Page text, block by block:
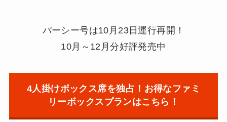
パーシー号は10月23日運行再開！
10月～12月分好評発売中
4人掛けボックス席を独占！お得なファミ
リーボックスプランはこちら！